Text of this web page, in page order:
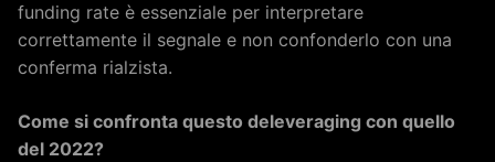
funding rate è essenziale per interpretare
correttamente il segnale e non confonderlo con una
conferma rialzista.
Come si confronta questo deleveraging con quello
del 2022?